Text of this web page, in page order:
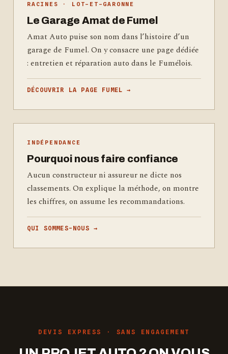
RACINES · LOT-ET-GARONNE
Le Garage Amat de Fumel
Amat Auto puise son nom dans l’histoire d’un
garage de Fumel. On y consacre une page dédiée
: entretien et réparation auto dans le Fumélois.
DÉCOUVRIR LA PAGE FUMEL →
INDÉPENDANCE
Pourquoi nous faire confiance
Aucun constructeur ni assureur ne dicte nos
classements. On explique la méthode, on montre
les chiffres, on assume les recommandations.
QUI SOMMES-NOUS →
DEVIS EXPRESS · SANS ENGAGEMENT